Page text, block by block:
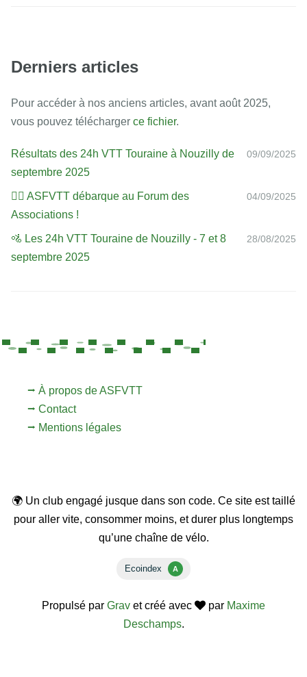
Derniers articles
Pour accéder à nos anciens articles, avant août 2025,
vous pouvez télécharger ce fichier.
Résultats des 24h VTT Touraine à Nouzilly de
septembre 2025
09/09/2025
🚴‍♀️ ASFVTT débarque au Forum des
Associations !
04/09/2025
🚵 Les 24h VTT Touraine de Nouzilly - 7 et 8
septembre 2025
28/08/2025
⭢ À propos de ASFVTT
⭢ Contact
⭢ Mentions légales
🌍 Un club engagé jusque dans son code. Ce site est taillé
pour aller vite, consommer moins, et durer plus longtemps
qu’une chaîne de vélo.
Propulsé par Grav et créé avec par Maxime
Deschamps.